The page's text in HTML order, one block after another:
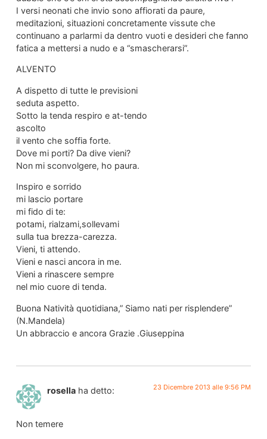
I versi neonati che invio sono affiorati da paure,
meditazioni, situazioni concretamente vissute che
continuano a parlarmi da dentro vuoti e desideri che fanno
fatica a mettersi a nudo e a “smascherarsi”.
ALVENTO
A dispetto di tutte le previsioni
seduta aspetto.
Sotto la tenda respiro e at-tendo
ascolto
il vento che soffia forte.
Dove mi porti? Da dive vieni?
Non mi sconvolgere, ho paura.
Inspiro e sorrido
mi lascio portare
mi fido di te:
potami, rialzami,sollevami
sulla tua brezza-carezza.
Vieni, ti attendo.
Vieni e nasci ancora in me.
Vieni a rinascere sempre
nel mio cuore di tenda.
Buona Natività quotidiana,” Siamo nati per risplendere”
(N.Mandela)
Un abbraccio e ancora Grazie .Giuseppina
rosella ha detto: 23 Dicembre 2013 alle 9:56 PM
Non temere